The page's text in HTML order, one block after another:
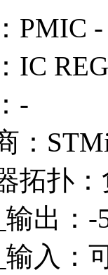
PMIC
IC
-
：
拓扑
输出：-
输入：